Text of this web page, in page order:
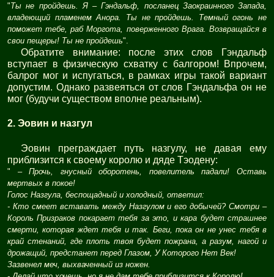
"Ты не пройдешь. Я – Гэндальф, посланец Заокраинного Запада,
владеющий пламенем Анора. Ты не пройдешь. Темный огонь не
поможет тебе, раб Моргота, поверженного Врага. Возвращайся в
свои пещеры! Ты не пройдешь".
Обратите внимание: после этих слов Гэндальф
вступает в физическую схватку с балгором! Впрочем,
балрог мог и испугаться, в рамках игры такой вариант
допустим. Однако развеяться от слов Гэндальфа он не
мог (будучи существом вполне реальным).
2. Эовин и назгул
Эовин преграждает путь назгулу, не давая ему
приблизится к своему королю и дяде Тэодену:
" – Прочь, гнусный оборотень, повелитель падали! Оставь
мертвых в покое!
Голос Назгула, беспощадный и холодный, ответил:
- Кто смеет вставать между Назгулом и его добычей? Смотри –
Король Призраков покарает тебя за это, и кара будет страшнее
смерти, которая ждет тебя и так. Беги, пока он не унес тебя в
край стенаний, где плоть твоя будет пожрана, а разум, нагой и
дрожащий, предстанет перед Глазом, У Которого Нет Век!
Зазвенел меч, выхваченный из ножен.